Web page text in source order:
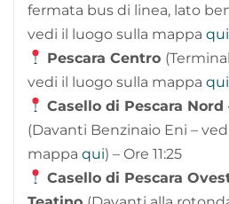
fermata bus di linea, lato
vedi il luogo sulla mappa qui
Pescara Centro
vedi il luogo sulla mappa qui
Casello di Pescara Nord
(Davanti Benzinaio Eni –
mappa qui) – Ore 11:25
Casello di Pescara